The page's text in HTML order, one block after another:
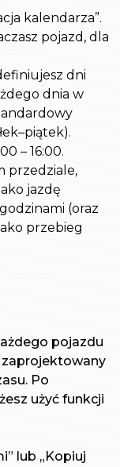
kalendarza”.
pojazd, dla
dni
dnia w
– 16:00.
przedziale,
jazdę
(oraz
przebieg
pojazdu
zaprojektowany
Po
użyć funkcji
lub „Kopiuj